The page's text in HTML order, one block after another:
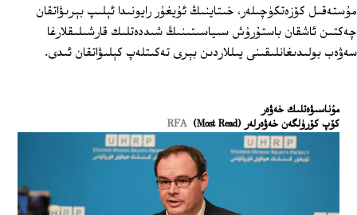
مۇستەقىل كۆزەتكۈچىلەر، خىتاينىڭ ئۇيغۇر رايونىدا ئېلىپ بېرىۋاتقان
چەكتىن ئاشقان باستۇرۇش سىياسىتىنىڭ شىددەتلىك قارشىلىقلارغا
سەۋەب بولىدىغانلىقىنى يىللاردىن بېرى تەكىتلەپ كېلىۋاتقان ئىدى.
ﻣﯘﻧﺎﺳﯩﯟﻩﺗﻠﯩﻚ ﺧﻪﯞﻩﺭ
كۆپ كۆرۈلگەن خەۋەرلەر (Most Read)
RFA